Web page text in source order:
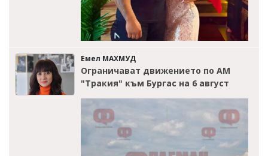
Емел МАХМУД
Ограничават движението по АМ
"Тракия" към Бургас на 6 август